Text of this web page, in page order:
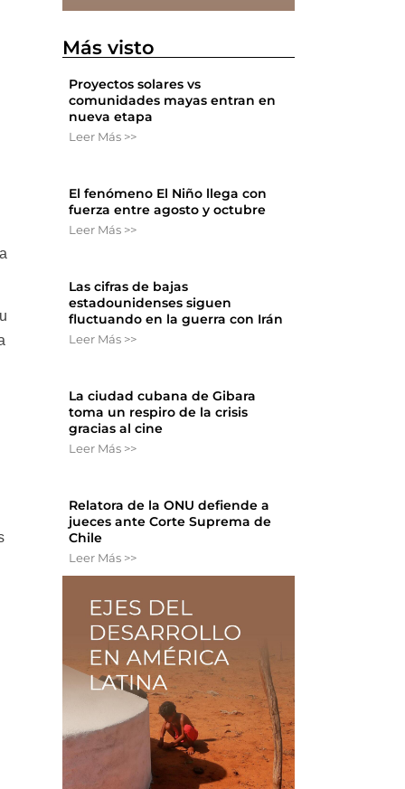
Más visto
Proyectos solares vs
comunidades mayas entran en
nueva etapa
Leer Más >>
El fenómeno El Niño llega con
fuerza entre agosto y octubre
Leer Más >>
Las cifras de bajas
estadounidenses siguen
fluctuando en la guerra con Irán
Leer Más >>
La ciudad cubana de Gibara
toma un respiro de la crisis
gracias al cine
Leer Más >>
Relatora de la ONU defiende a
jueces ante Corte Suprema de
Chile
Leer Más >>